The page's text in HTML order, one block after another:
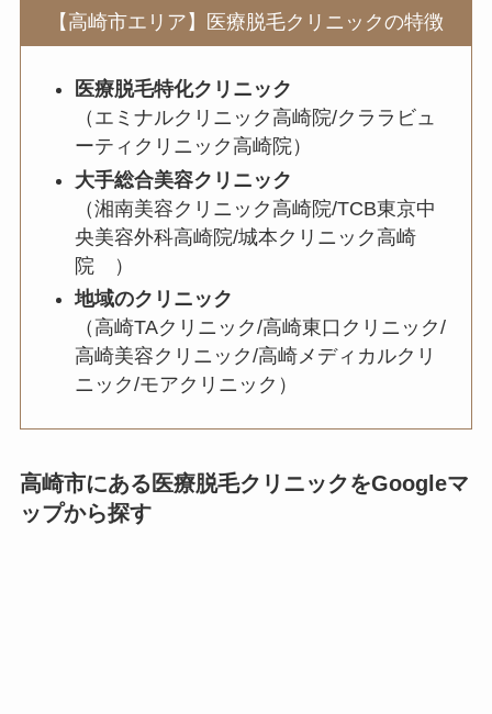
【高崎市エリア】医療脱毛クリニックの特徴
医療脱毛特化クリニック
（エミナルクリニック高崎院/クララビュ
ーティクリニック高崎院）
大手総合美容クリニック
（湘南美容クリニック高崎院/TCB東京中
央美容外科高崎院/城本クリニック高崎
院 ）
地域のクリニック
（高崎TAクリニック/高崎東口クリニック/
高崎美容クリニック/高崎メディカルクリ
ニック/モアクリニック）
高崎市にある医療脱毛クリニックをGoogleマ
ップから探す